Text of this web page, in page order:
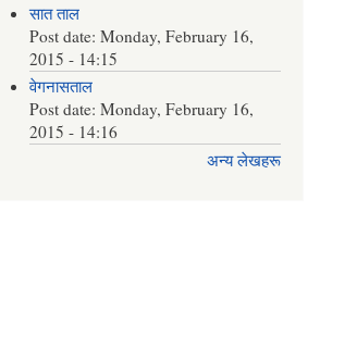
सात ताल
Post date: Monday, February 16,
2015 - 14:15
वेगनासताल
Post date: Monday, February 16,
2015 - 14:16
अन्य लेखहरू